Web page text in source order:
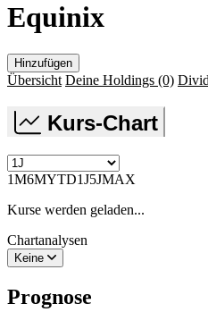
Equinix
Hinzufügen
Übersicht Deine Holdings (0)
Kurs-Chart
1M6MYTD1J5JMAX
Kurse werden geladen...
Chartanalysen
Keine
Prognose